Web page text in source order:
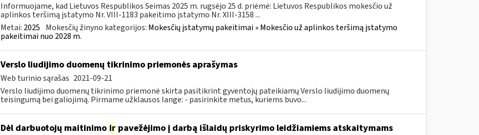
Informuojame, kad Lietuvos Respublikos Seimas 2025 m. rugsėjo 25 d. priėmė: Lietuvos Respublikos mokesčio už
aplinkos teršimą įstatymo Nr. VIII-1183 pakeitimo įstatymo Nr. XIII-3158 ...
Metai: 2025 Mokesčių žinyno kategorijos: Mokesčių įstatymų pakeitimai » Mokesčio už aplinkos teršimą įstatymo
pakeitimai nuo 2028 m.
Verslo liudijimo duomenų tikrinimo priemonės aprašymas
Web turinio sąrašas 2021-09-21
Verslo liudijimo duomenų tikrinimo priemonė skirta pasitikrint gyventojų pateikiamų Verslo liudijimo duomenų
teisingumą bei galiojimą. Pirmame užklausos lange: - pasirinkite metus, kuriems buvo...
Dėl darbuotojų maitinimo irpavežėjimo į darbą išlaidų priskyrimo leidžiamiems atskaitymams